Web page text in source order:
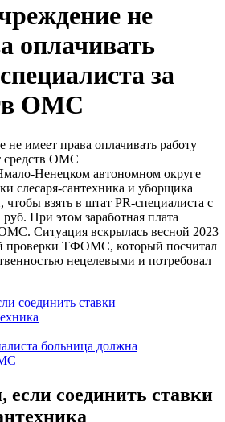
не
оплачивать
за
ОМС
Ненецком автономном округе
слесаря-сантехника и уборщика
взять в штат PR-специалиста с
При этом заработная плата
ОМС. Ситуация вскрылась весной 2023
проверки ТФОМС, который посчитал
нецелевыми и потребовал
соединить ставки
больница должна
если соединить ставки